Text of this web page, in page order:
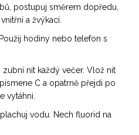
postupuj směrem dopředu,
a žvýkací.
hodiny nebo telefon s
zubní nit každý večer. Vlož nit
C a opatrně přejdi po
vytáhni.
vodu. Nech fluorid na